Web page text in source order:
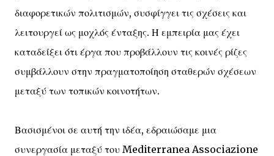
διαφορετικών πολιτισμών, συσφίγγει τις σχέσεις και
λειτουργεί ως μοχλός ένταξης. Η εμπειρία μας έχει
καταδείξει ότι έργα που προβάλλουν τις κοινές ρίζες
συμβάλλουν στην πραγματοποίηση σταθερών σχέσεων
μεταξύ των τοπικών κοινοτήτων.
Βασισμένοι σε αυτή την ιδέα, εδραιώσαμε μια
συνεργασία μεταξύ του Mediterranea Associazione